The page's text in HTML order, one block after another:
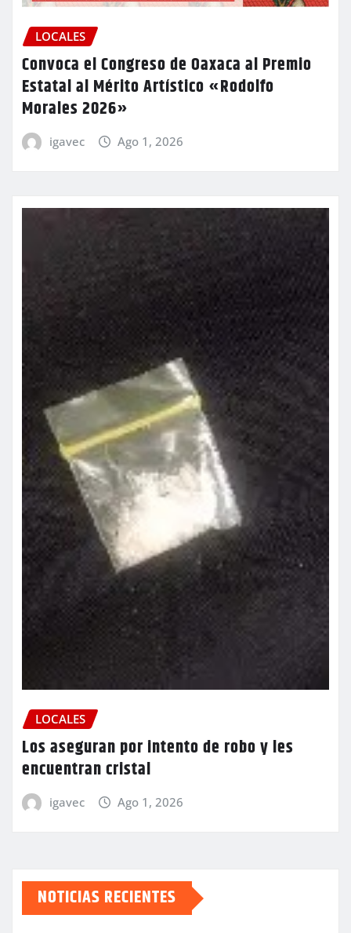
LOCALES
Convoca el Congreso de Oaxaca al Premio
Estatal al Mérito Artístico «Rodolfo
Morales 2026»
igavec Ago 1, 2026
LOCALES
Los aseguran por intento de robo y les
encuentran cristal
igavec Ago 1, 2026
NOTICIAS RECIENTES